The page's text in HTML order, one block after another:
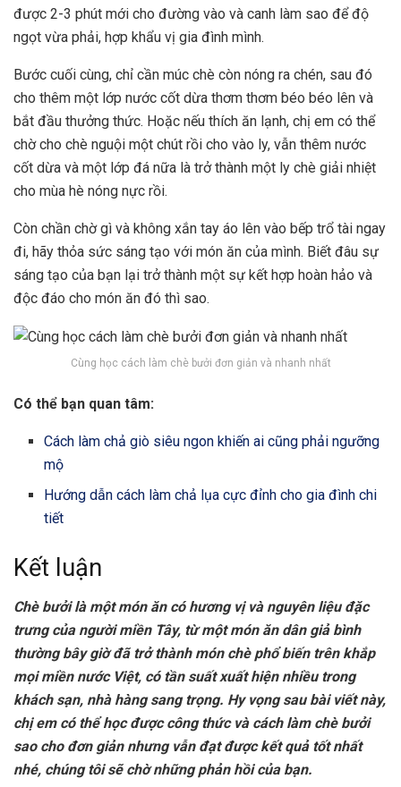
được 2-3 phút mới cho đường vào và canh làm sao để độ
ngọt vừa phải, hợp khẩu vị gia đình mình.
Bước cuối cùng, chỉ cần múc chè còn nóng ra chén, sau đó
cho thêm một lớp nước cốt dừa thơm thơm béo béo lên và
bắt đầu thưởng thức. Hoặc nếu thích ăn lạnh, chị em có thể
chờ cho chè nguội một chút rồi cho vào ly, vẫn thêm nước
cốt dừa và một lớp đá nữa là trở thành một ly chè giải nhiệt
cho mùa hè nóng nực rồi.
Còn chần chờ gì và không xắn tay áo lên vào bếp trổ tài ngay
đi, hãy thỏa sức sáng tạo với món ăn của mình. Biết đâu sự
sáng tạo của bạn lại trở thành một sự kết hợp hoàn hảo và
độc đáo cho món ăn đó thì sao.
Cùng học cách làm chè bưởi đơn giản và nhanh nhất
Có thể bạn quan tâm:
Cách làm chả giò siêu ngon khiến ai cũng phải ngưỡng
mộ
Hướng dẫn cách làm chả lụa cực đỉnh cho gia đình chi
tiết
Kết luận
Chè bưởi là một món ăn có hương vị và nguyên liệu đặc
trưng của người miền Tây, từ một món ăn dân giả bình
thường bây giờ đã trở thành món chè phổ biến trên khắp
mọi miền nước Việt, có tần suất xuất hiện nhiều trong
khách sạn, nhà hàng sang trọng. Hy vọng sau bài viết này,
chị em có thể học được công thức và cách làm chè bưởi
sao cho đơn giản nhưng vẫn đạt được kết quả tốt nhất
nhé, chúng tôi sẽ chờ những phản hồi của bạn.